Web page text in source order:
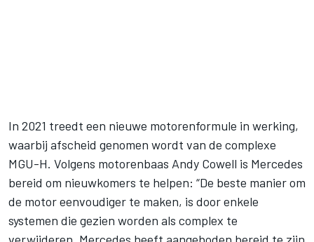
In 2021 treedt een nieuwe motorenformule in werking,
waarbij afscheid genomen wordt van de complexe
MGU-H. Volgens motorenbaas Andy Cowell is Mercedes
bereid om nieuwkomers te helpen: “De beste manier om
de motor eenvoudiger te maken, is door enkele
systemen die gezien worden als complex te